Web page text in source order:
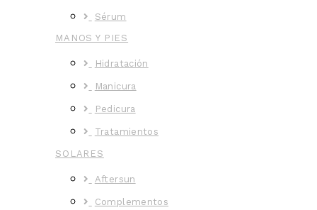
Sérum
MANOS Y PIES
Hidratación
Manicura
Pedicura
Tratamientos
SOLARES
Aftersun
Complementos